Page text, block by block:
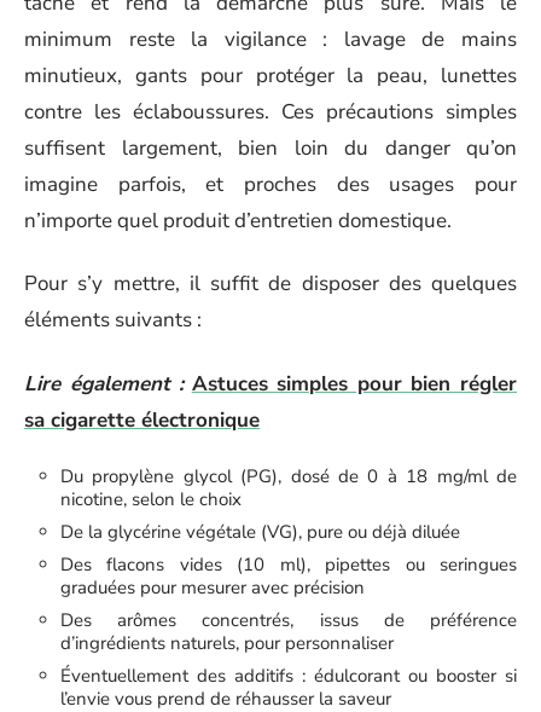
minimum reste la vigilance : lavage de mains
minutieux, gants pour protéger la peau, lunettes
contre les éclaboussures. Ces précautions simples
suffisent largement, bien loin du danger qu’on
imagine parfois, et proches des usages pour
n’importe quel produit d’entretien domestique.
Pour s’y mettre, il suffit de disposer des quelques
éléments suivants :
Lire également : Astuces simples pour bien régler
sa cigarette électronique
Du propylène glycol (PG), dosé de 0 à 18 mg/ml de
nicotine, selon le choix
De la glycérine végétale (VG), pure ou déjà diluée
Des flacons vides (10 ml), pipettes ou seringues
graduées pour mesurer avec précision
Des arômes concentrés, issus de préférence
d’ingrédients naturels, pour personnaliser
Éventuellement des additifs : édulcorant ou booster si
l’envie vous prend de réhausser la saveur